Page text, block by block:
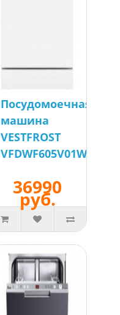
Посудомоечная
машина
VESTFROST
VFDWF605V01W
36990
руб.